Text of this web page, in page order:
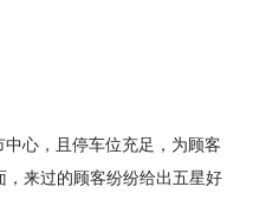
心，且停车位充足，为顾客
来过的顾客纷纷给出五星好